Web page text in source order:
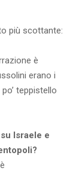
più scottante:
è
erano i
teppistello
Israele e